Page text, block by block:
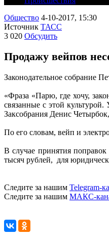
Общество 4-10-2017, 15:30
Источник ТАСС
3 020 Обсудить
Продажу вейпов
Законодательное собрание
«Фраза «Парю, где хочу,
связанные с этой
Заксобрания Денис
По его словам, вейп и
В случае принятия
тысяч рублей, для
Следите за нашим Telegram-
Следите за нашим МАКС-